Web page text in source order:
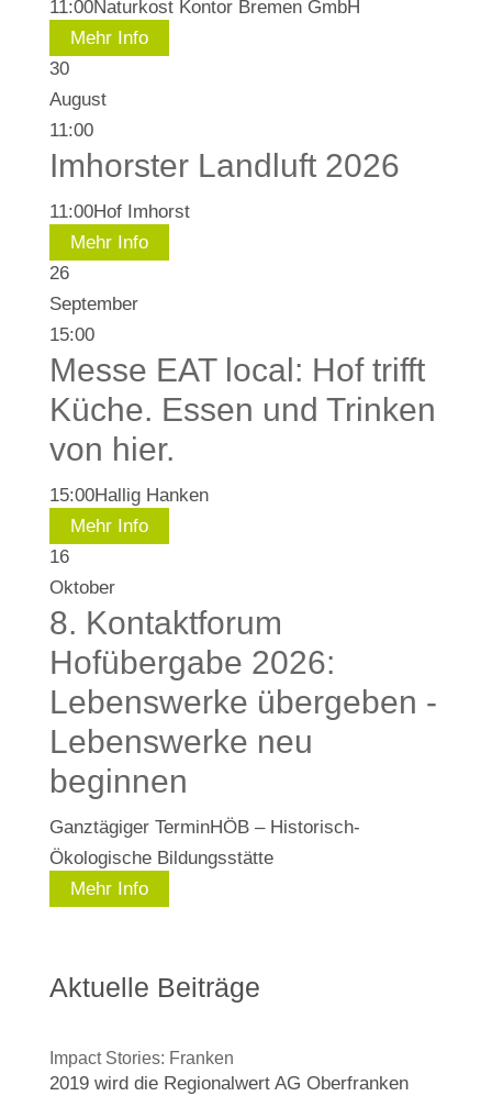
11:00Naturkost Kontor Bremen GmbH
Mehr Info
30
August
11:00
Imhorster Landluft 2026
11:00Hof Imhorst
Mehr Info
26
September
15:00
Messe EAT local: Hof trifft
Küche. Essen und Trinken
von hier.
15:00Hallig Hanken
Mehr Info
16
Oktober
8. Kontaktforum
Hofübergabe 2026:
Lebenswerke übergeben -
Lebenswerke neu
beginnen
Ganztägiger TerminHÖB – Historisch-
Ökologische Bildungsstätte
Mehr Info
Aktuelle Beiträge
Impact Stories: Franken
2019 wird die Regionalwert AG Oberfranken